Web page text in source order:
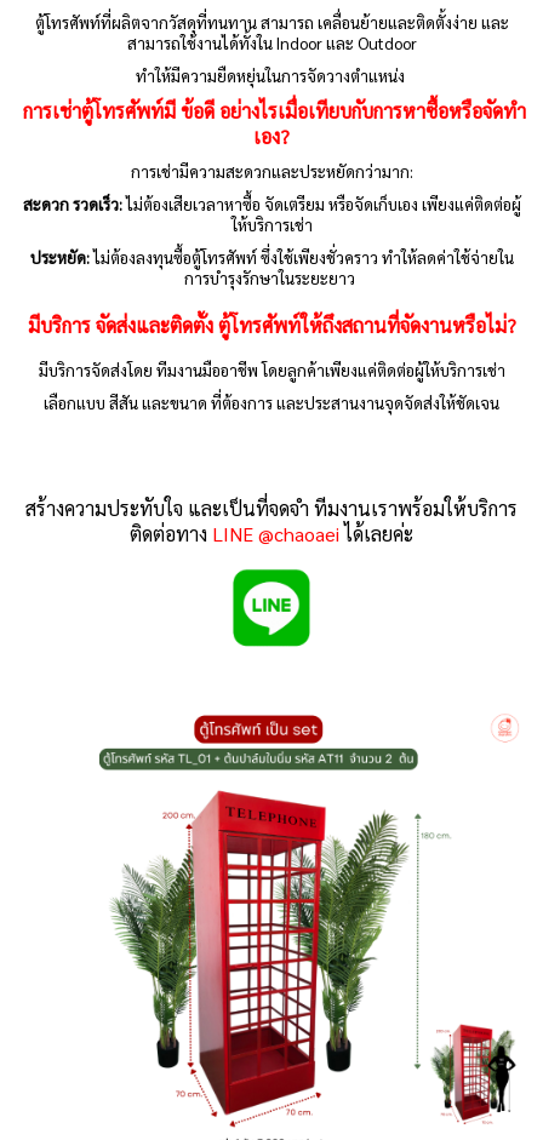
ตู้โทรศัพท์ที่ผลิตจากวัสดุที่ทนทาน สามารถ เคลื่อนย้ายและติดตั้งง่าย และ
สามารถใช้งานได้ทั้งใน Indoor และ Outdoor
ทำให้มีความยืดหยุ่นในการจัดวางตำแหน่ง
การเช่าตู้โทรศัพท์มี ข้อดี อย่างไรเมื่อเทียบกับการหาซื้อหรือจัดทำ
เอง?
การเช่ามีความสะดวกและประหยัดกว่ามาก:
สะดวก รวดเร็ว:ไม่ต้องเสียเวลาหาซื้อ จัดเตรียม หรือจัดเก็บเอง เพียงแค่ติดต่อผู้
ให้บริการเช่า
ประหยัด:ไม่ต้องลงทุนซื้อตู้โทรศัพท์ ซึ่งใช้เพียงชั่วคราว ทำให้ลดค่าใช้จ่ายใน
การบำรุงรักษาในระยะยาว
มีบริการ จัดส่งและติดตั้ง ตู้โทรศัพท์ให้ถึงสถานที่จัดงานหรือไม่?
มีบริการจัดส่งโดย ทีมงานมืออาชีพ โดยลูกค้าเพียงแค่ติดต่อผู้ให้บริการเช่า
เลือกแบบ สีสัน และขนาด ที่ต้องการ และประสานงานจุดจัดส่งให้ชัดเจน
สร้างความประทับใจ และเป็นที่จดจำ ทีมงานเราพร้อมให้บริการ
ติดต่อทาง LINE @chaoaei ได้เลยค่ะ